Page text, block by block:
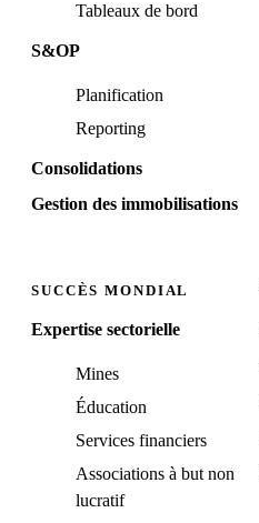
Tableaux de bord
S&OP
Planification
Reporting
Consolidations
Gestion des immobilisations
SUCCÈS MONDIAL
Expertise sectorielle
Mines
Éducation
Services financiers
Associations à but non
lucratif